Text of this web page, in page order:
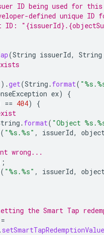
ID being used for
defined unique
ID:
(String issuerId, String
get(String . format(
ex)
{
== 404)
{
. format( "Object
( "%s.%s" , issuerId,
wrong...
( "%s.%s" , issuerId,
the Smart Tap
=
setSmartTapRedemptionValue